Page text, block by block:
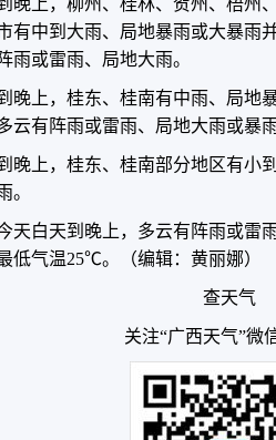
晚上，柳州、桂林、贺州、梧州
有中到大雨、局地暴雨或大暴雨
雨或雷雨、局地大雨。
晚上，桂东、桂南有中雨、局地
云有阵雨或雷雨、局地大雨或暴
晚上，桂东、桂南部分地区有小
。
天白天到晚上，多云有阵雨或雷
低气温25℃。（编辑：黄丽娜）
查天气
关注“广西天气”微